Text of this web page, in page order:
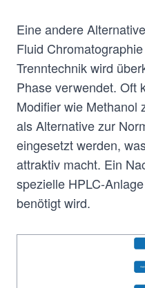
Eine andere
Fluid
Trenntechnik wird
Phase verwendet. Oft
Modifier wie Methanol
als Alternative zur
eingesetzt werden,
attraktiv macht. Ein
spezielle HPLC-
benötigt wird.